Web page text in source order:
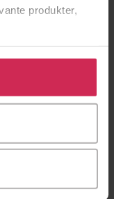
produkter,
til å
Du kan også
ved å klikke
229,-
Jordan B. Peterson